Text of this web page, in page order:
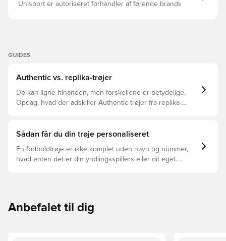
Unisport er autoriseret forhandler af førende brands
GUIDES
Authentic vs. replika-trøjer
De kan ligne hinanden, men forskellene er betydelige.
Opdag, hvad der adskiller Authentic trøjer fra replika-
Sådan får du din trøje personaliseret
En fodboldtrøje er ikke komplet uden navn og nummer,
hvad enten det er din yndlingsspillers eller dit eget.
Anbefalet til dig